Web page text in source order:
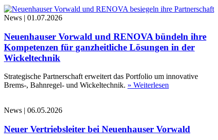
News | 01.07.2026
Neuenhauser Vorwald und RENOVA bündeln ihre
Kompetenzen für ganzheitliche Lösungen in der
Wickeltechnik
Strategische Partnerschaft erweitert das Portfolio um innovative
Brems-, Bahnregel- und Wickeltechnik. » Weiterlesen
News | 06.05.2026
Neuer Vertriebsleiter bei Neuenhauser Vorwald